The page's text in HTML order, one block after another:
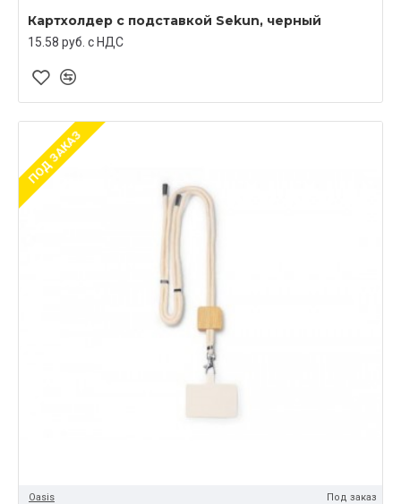
Картхолдер с подставкой Sekun, черный
15.58 руб. c НДС
ПОД ЗАКАЗ
Oasis Под заказ